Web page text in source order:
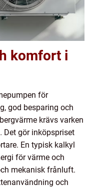
komfort i
för
god besparing och
krävs varken
Det gör inköpspriset
En typisk kalkyl
för värme och
mekanisk frånluft.
och